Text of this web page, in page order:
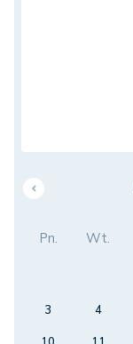
Pn. Wt.
3
4